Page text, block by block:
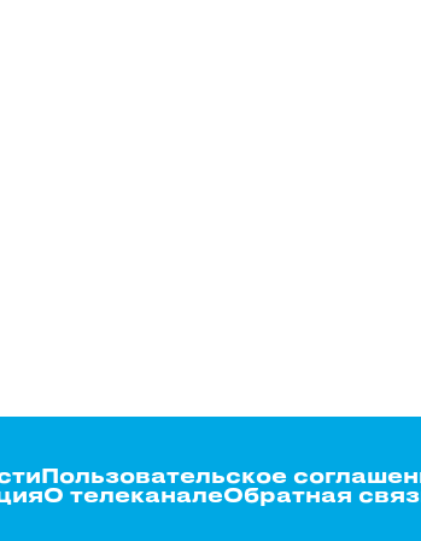
Пользовательское
О телеканалеОбратная